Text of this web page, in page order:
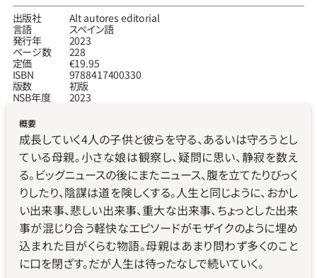
出版社
Alt autores editorial
言語
スペイン語
発行年
2023
ページ数
228
定価
€19.95
ISBN
9788417400330
版数
初版
NSB年度
2023
概要
成長していく4人の子供と彼らを守る、あるいは守ろうとし
ている母親。小さな娘は観察し、疑問に思い、静寂を数え
る。ビッグニュースの後にまたニュース、腹を立てたりびっく
りしたり、陰謀は道を険しくする。人生と同じように、おかし
い出来事、悲しい出来事、重大な出来事、ちょっとした出来
事が混じり合う軽快なエピソードがモザイクのように埋め
込まれた目がくらむ物語。母親はあまり問わず多くのこと
に口を閉ざす。だが人生は待ったなしで続いていく。